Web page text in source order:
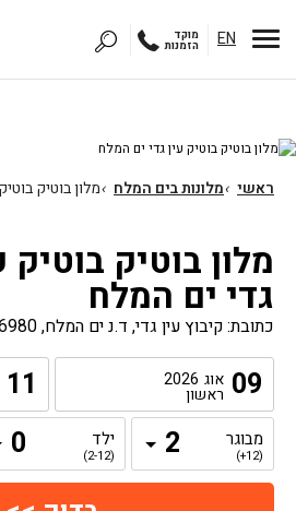
EN מוקד
הזמנות
ראשי ›מלונות בים המלח ›מלון בוטיק
מלון בוטיק בוטיק
גדי ים המלח
כתובת: קיבוץ עין גדי, ד.נ ים המלח, 86980, ים המלח
09 אוג 2026
ראשון 11
מבוגר
(12+)
ילד
(2-12)